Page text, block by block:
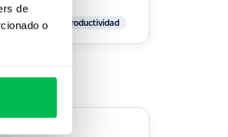
de
o
Productividad